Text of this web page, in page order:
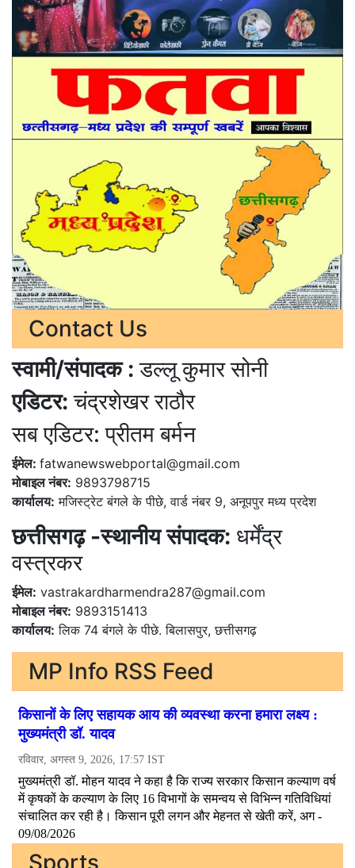
Contact Us
स्वामी/संपादक : डल्लू कुमार सोनी
एडिटर: चंद्रशेखर राठौर
सब एडिटर: प्रीतम बर्मन
ईमेल: fatwanewswebportal@gmail.com
मोबाइल नंबर: 9893798715
कार्यालय: मजिस्ट्रेट बंगले के पीछे, वार्ड नंबर 9, अनूपपुर मध्य प्रदेश
छत्तीसगढ़ -स्थानीय संपादक: धर्मेंद्र
वस्त्रकर
ईमेल: vastrakardharmendra287@gmail.com
मोबाइल नंबर: 9893151413
कार्यालय: लिक 74 बंगले के पीछे. बिलासपुर, छत्तीसगढ़
MP Info RSS Feed
Sports